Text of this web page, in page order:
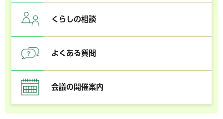
くらしの相談
よくある質問
会議の開催案内